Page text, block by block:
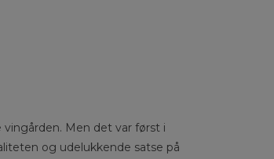
Men det var først i
og udelukkende satse på